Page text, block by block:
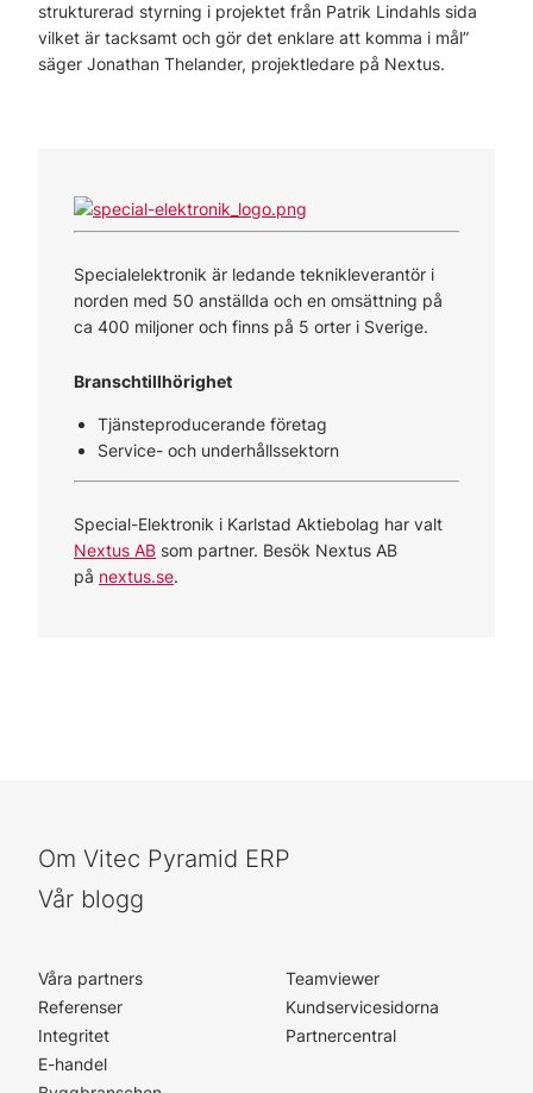
strukturerad styrning i projektet från Patrik Lindahls sida
vilket är tacksamt och gör det enklare att komma i mål”
säger Jonathan Thelander, projektledare på Nextus.
Specialelektronik är ledande teknikleverantör i
norden med 50 anställda och en omsättning på
ca 400 miljoner och finns på 5 orter i Sverige.
Branschtillhörighet
Tjänsteproducerande företag
Service- och underhållssektorn
Special-Elektronik i Karlstad Aktiebolag har valt
Nextus AB som partner. Besök Nextus AB
på nextus.se.
Om Vitec Pyramid ERP
Vår blogg
Våra partners
Referenser
Integritet
E-handel
Teamviewer
Kundservicesidorna
Partnercentral